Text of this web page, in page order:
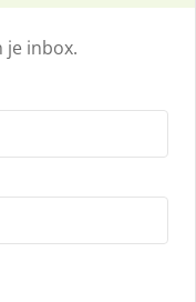
je inbox.